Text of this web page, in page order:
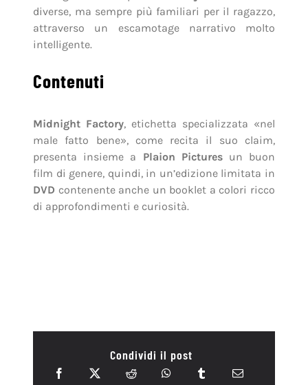
diverse, ma sempre più familiari per il ragazzo,
attraverso un escamotage narrativo molto
intelligente.
Contenuti
Midnight Factory, etichetta specializzata «nel
male fatto bene», come recita il suo claim,
presenta insieme a Plaion Picturesun buon
film di genere, quindi, in un’edizione limitata in
DVD contenente anche un booklet a colori ricco
di approfondimenti e curiosità.
Condividi il post